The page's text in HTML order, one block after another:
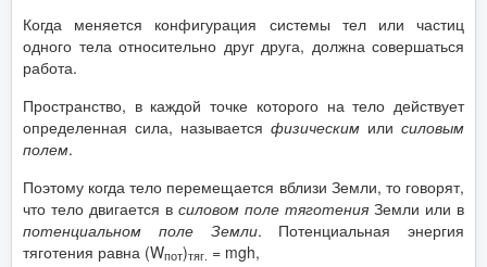
Когда меняется конфигурация системы тел или частиц
одного тела относительно друг друга, должна совершаться
работа.
Пространство, в каждой точке которого на тело действует
определенная сила, называется физическим или силовым
полем.
Поэтому когда тело перемещается вблизи Земли, то говорят,
что тело двигается в силовом поле тяготения Земли или в
потенциальном поле Земли. Потенциальная энергия
тяготения равна (Wпот)тяг. = mgh,